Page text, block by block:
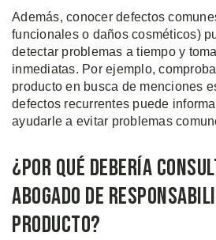
Además, conocer defectos
funcionales o daños cosméticos)
detectar problemas a tiempo y
inmediatas. Por ejemplo,
producto ​​en busca de menciones
defectos recurrentes puede
ayudarle a evitar problemas
¿Por Qué Debería
Abogado de
Producto?